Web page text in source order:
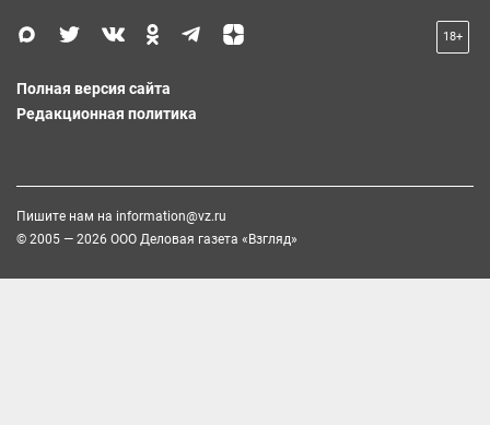
18+
Полная версия сайта
Редакционная политика
Пишите нам на information@vz.ru
© 2005 — 2026 ООО Деловая газета «Взгляд»